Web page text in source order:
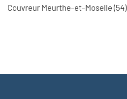
Couvreur Meurthe-et-Moselle (54)